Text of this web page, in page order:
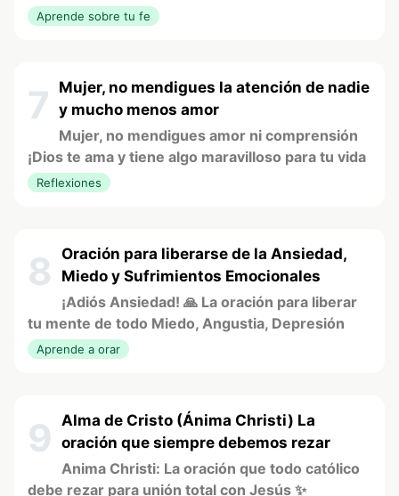
Aprende sobre tu fe
7
Mujer, no mendigues la atención de nadie
y mucho menos amor
Mujer, no mendigues amor ni comprensión
¡Dios te ama y tiene algo maravilloso para tu vida
Reflexiones
8
Oración para liberarse de la Ansiedad,
Miedo y Sufrimientos Emocionales
¡Adiós Ansiedad! 🙏 La oración para liberar
tu mente de todo Miedo, Angustia, Depresión
Aprende a orar
9
Alma de Cristo (Ánima Christi) La
oración que siempre debemos rezar
Anima Christi: La oración que todo católico
debe rezar para unión total con Jesús ✨